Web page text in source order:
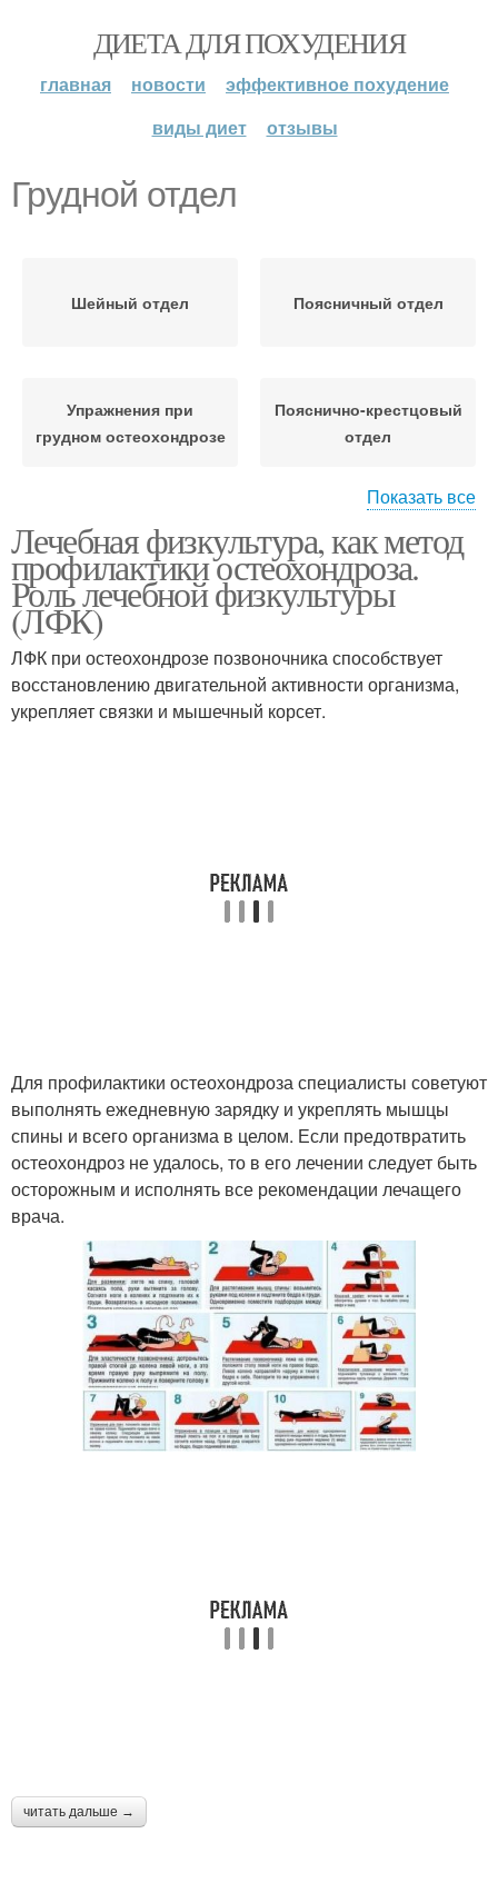
ДИЕТА ДЛЯ ПОХУДЕНИЯ
главная новости
эффективное похудение
виды диет
отзывы
Грудной отдел
Шейный отдел Поясничный отдел
Упражнения при
грудном остеохондрозе
Пояснично-крестцовый
отдел
Шейно-грудной отдел
Показать все
Лечебная физкультура, как метод
профилактики остеохондроза.
Роль лечебной физкультуры
(ЛФК)
ЛФК при остеохондрозе позвоночника способствует
восстановлению двигательной активности организма,
укрепляет связки и мышечный корсет.
Для профилактики остеохондроза специалисты советуют
выполнять ежедневную зарядку и укреплять мышцы
спины и всего организма в целом. Если предотвратить
остеохондроз не удалось, то в его лечении следует быть
осторожным и исполнять все рекомендации лечащего
врача.
читать дальше →